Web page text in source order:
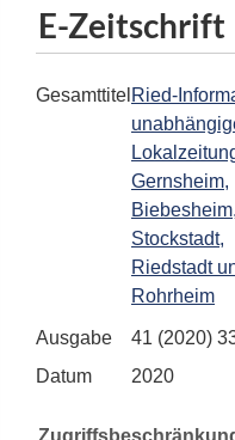
E-Zeitschrift
Gesamttitel Ried-
Gernsheim,
Stockstadt,
Riedstadt
Rohrheim
Ausgabe
41 (2020)
Datum
2020